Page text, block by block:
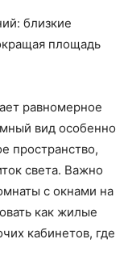
близкие
площадь
равномерное
вид особенно
пространство,
света. Важно
с окнами на
как жилые
кабинетов, где